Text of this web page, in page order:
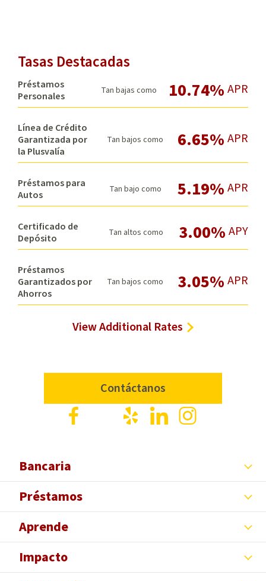
Tasas Destacadas
Préstamos
Personales
Tan bajas como 10.74% APR
Línea de Crédito
Garantizada por
la Plusvalía
Tan bajos como 6.65% APR
Préstamos para
Autos
Tan bajo como 5.19% APR
Certificado de
Depósito
Tan altos como 3.00% APY
Préstamos
Garantizados por
Ahorros
Tan bajos como 3.05% APR
View Additional Rates
Contáctanos
Facebook Yelp LinkedIn
Bancaria
Préstamos
Aprende
Impacto